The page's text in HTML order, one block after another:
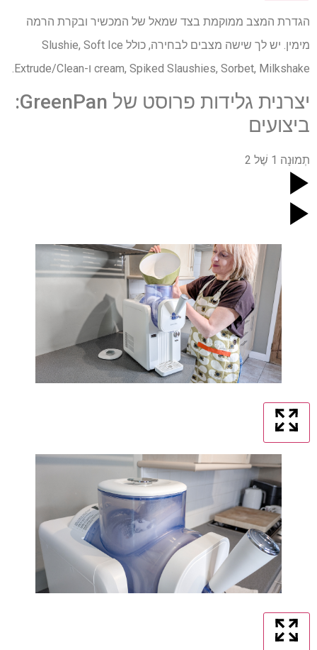
הגדרת המצב ממוקמת בצד שמאל של המכשיר ובקרת הרמה
מימין. יש לך שישה מצבים לבחירה, כולל Slushie, Soft Ice
cream, Spiked Slaushies, Sorbet, Milkshake ו-Extrude/Clean.
יצרנית גלידות פרוסט של GreenPan:
ביצועים
תְמוּנָה 1 שֶׁל 2